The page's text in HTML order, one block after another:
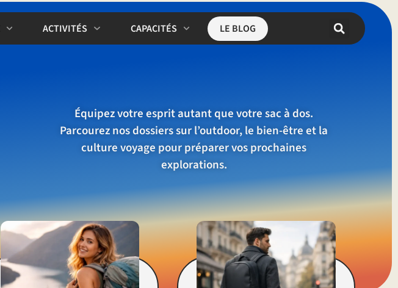
ACTIVITÉS CAPACITÉS LE BLOG
Équipez votre esprit autant que votre sac à dos.
Parcourez nos dossiers sur l’outdoor, le bien-être et la
culture voyage pour préparer vos prochaines
explorations.